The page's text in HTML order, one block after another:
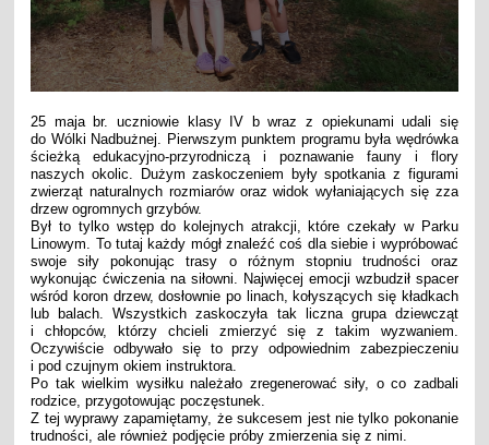
25 maja br. uczniowie klasy IV b wraz z opiekunami udali się
do Wólki Nadbużnej. Pierwszym punktem programu była wędrówka
ścieżką edukacyjno-przyrodniczą
i poznawanie fauny i flory
naszych okolic. Dużym zaskoczeniem były spotkania z figurami
zwierząt naturalnych rozmiarów oraz widok wyłaniających się zza
drzew ogromnych grzybów.
Był to tylko wstęp do kolejnych atrakcji, które czekały w Parku
Linowym. To tutaj każdy mógł znaleźć coś dla siebie i wypróbować
swoje siły pokonując trasy o różnym stopniu trudności oraz
wykonując ćwiczenia na siłowni. Najwięcej emocji wzbudził spacer
wśród koron drzew, dosłownie po linach, kołyszących się kładkach
lub balach. Wszystkich zaskoczyła tak liczna grupa dziewcząt
i chłopców, którzy chcieli zmierzyć się z takim wyzwaniem.
Oczywiście odbywało się to przy odpowiednim zabezpieczeniu
i pod czujnym okiem instruktora.
Po tak wielkim wysiłku należało zregenerować siły, o co zadbali
rodzice, przygotowując poczęstunek.
Z tej wyprawy zapamiętamy, że sukcesem jest nie tylko pokonanie
trudności, ale również podjęcie próby zmierzenia się z nimi.